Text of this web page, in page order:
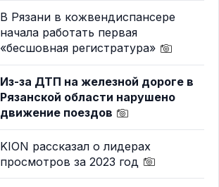
В Рязани в кожвендиспансере
начала работать первая
«бесшовная регистратура»
Из-за ДТП на железной дороге в
Рязанской области нарушено
движение поездов
KION рассказал о лидерах
просмотров за 2023 год